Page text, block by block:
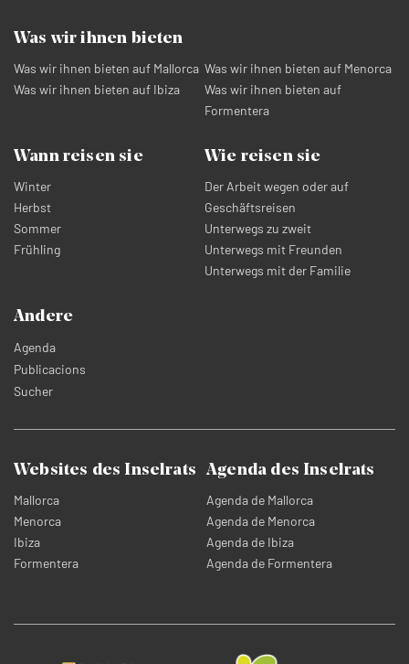
Was wir ihnen bieten
Was wir ihnen bieten auf Mallorca Was wir ihnen bieten auf Menorca
Was wir ihnen bieten auf Ibiza
Was wir ihnen bieten auf
Formentera
Wann reisen sie
Winter
Herbst
Sommer
Frühling
Wie reisen sie
Der Arbeit wegen oder auf
Geschäftsreisen
Unterwegs zu zweit
Unterwegs mit Freunden
Unterwegs mit der Familie
Andere
Agenda
Publicacions
Sucher
Websites des Inselrats
Mallorca
Menorca
Ibiza
Formentera
Agenda des Inselrats
Agenda de Mallorca
Agenda de Menorca
Agenda de Ibiza
Agenda de Formentera